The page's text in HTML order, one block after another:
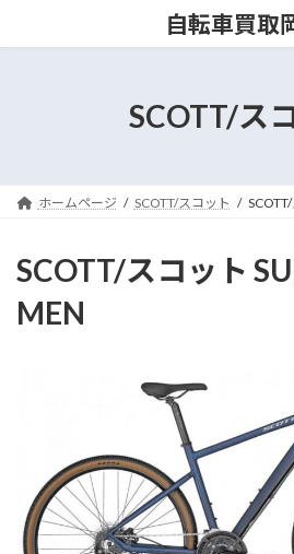
ッ
移
自転車買取
SCOTT/ス
ホームページ SCOTT/スコット
SCOTT/スコット
MEN